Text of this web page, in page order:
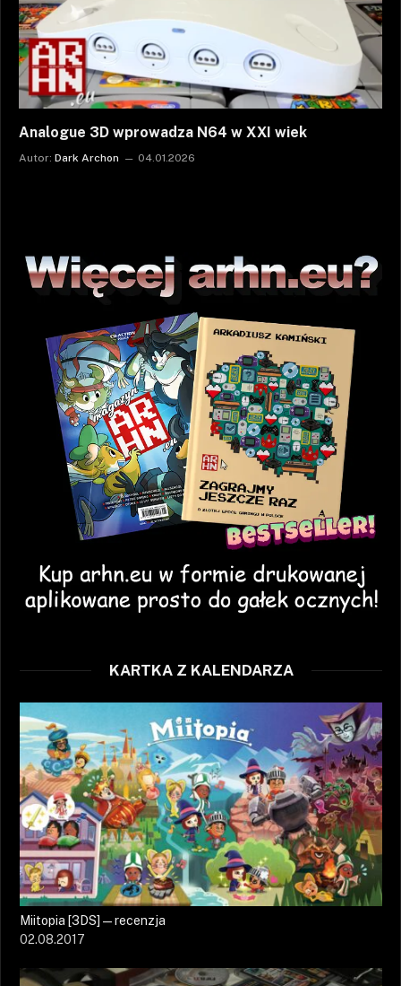
Analogue 3D wprowadza N64 w XXI wiek
Autor: Dark Archon 04.01.2026
KARTKA Z KALENDARZA
Miitopia [3DS] — recenzja
02.08.2017